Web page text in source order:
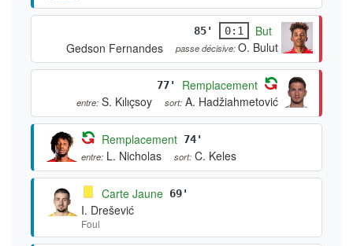
85' 0:1
But
Gedson Fernandes
passe décisive:O. Bulut
77' Remplacement
entre: S. Kılıçsoy sort: A. Hadžiahmetović
Remplacement 74'
entre: L. Nicholas sort: C. Keles
Carte Jaune 69'
I. Drešević
Foul